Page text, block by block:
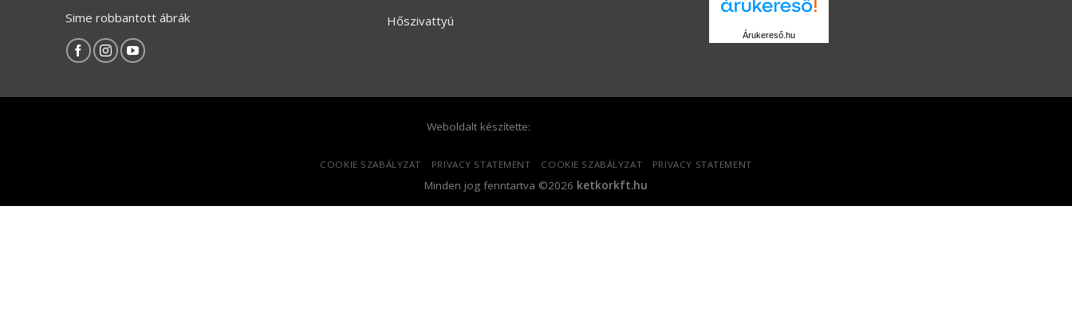
Sime robbantott ábrák
Hőszivattyú
Árukereső.hu
Weboldalt készítette:
COOKIE SZABÁLYZAT PRIVACY STATEMENT COOKIE SZABÁLYZAT PRIVACY STATEMENT
Minden jog fenntartva ©2026 ketkorkft.hu